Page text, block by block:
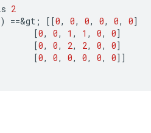
2
) ==&gt ; [[0, 0, 0, 0, 0, 0]
[0, 0, 1 , 1 , 0, 0]
[0, 0, 2, 2, 0, 0]
[0, 0, 0, 0, 0, 0]]